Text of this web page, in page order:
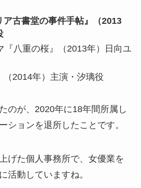
ア古書堂の事件手帖』（2013
『八重の桜』（2013年）日向ユ
（2014年）主演・汐璃役
のが、2020年に18年間所属し
ションを退所したことです。
げた個人事務所で、女優業を
活動していますね。